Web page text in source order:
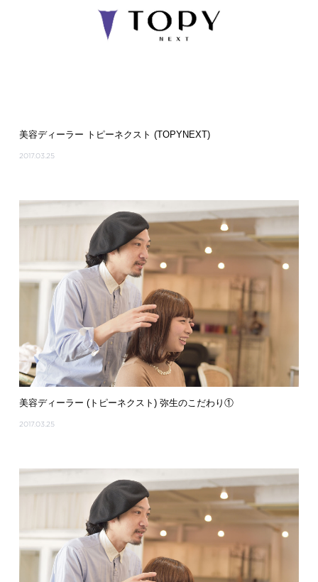
美容ディーラー トピーネクスト (TOPYNEXT)
2017.03.25
美容ディーラー (トピーネクスト) 弥生のこだわり①
2017.03.25